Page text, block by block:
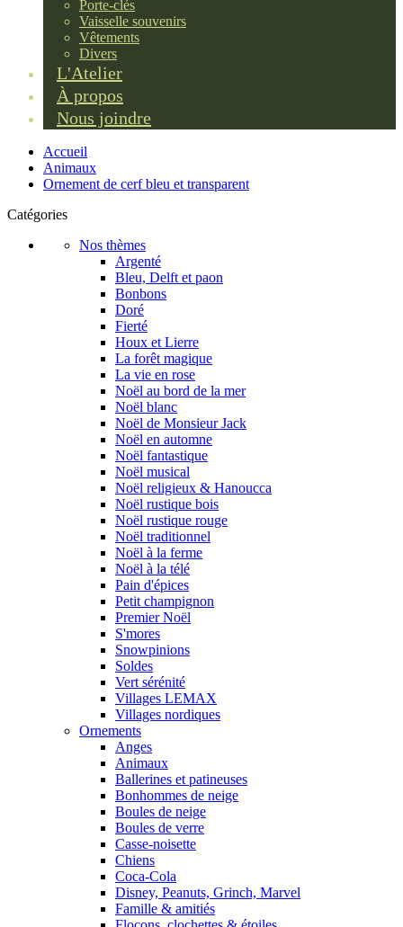
Porte-clés
Vaisselle souvenirs
Vêtements
Divers
L'Atelier
À propos
Nous joindre
Accueil
Animaux
Ornement de cerf bleu et transparent
Catégories
Nos thèmes
Argenté
Bleu, Delft et paon
Bonbons
Doré
Fierté
Houx et Lierre
La forêt magique
La vie en rose
Noël au bord de la mer
Noël blanc
Noël de Monsieur Jack
Noël en automne
Noël fantastique
Noël musical
Noël religieux & Hanoucca
Noël rustique bois
Noël rustique rouge
Noël traditionnel
Noël à la ferme
Noël à la télé
Pain d'épices
Petit champignon
Premier Noël
S'mores
Snowpinions
Soldes
Vert sérénité
Villages LEMAX
Villages nordiques
Ornements
Anges
Animaux
Ballerines et patineuses
Bonhommes de neige
Boules de neige
Boules de verre
Casse-noisette
Chiens
Coca-Cola
Disney, Peanuts, Grinch, Marvel
Famille & amitiés